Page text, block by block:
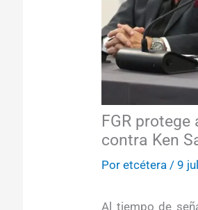
FGR protege
contra Ken
Por etcétera / 9
Al tiempo de